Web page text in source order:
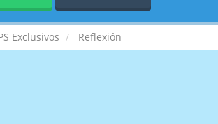
Exclusivos Reflexión